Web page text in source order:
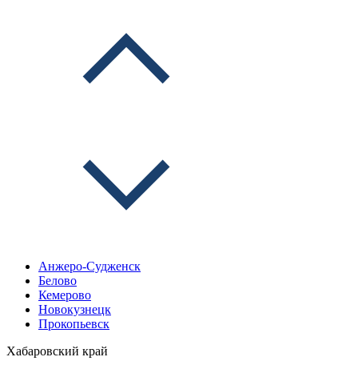
Анжеро-Судженск
Белово
Кемерово
Новокузнецк
Прокопьевск
Хабаровский край